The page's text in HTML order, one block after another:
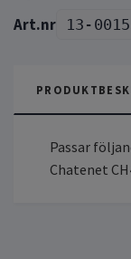
13-0015
Passar
Chatenet